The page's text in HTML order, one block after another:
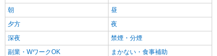
朝
昼
夕方
夜
深夜
禁煙・分煙
副業・WワークOK
まかない・食事補助